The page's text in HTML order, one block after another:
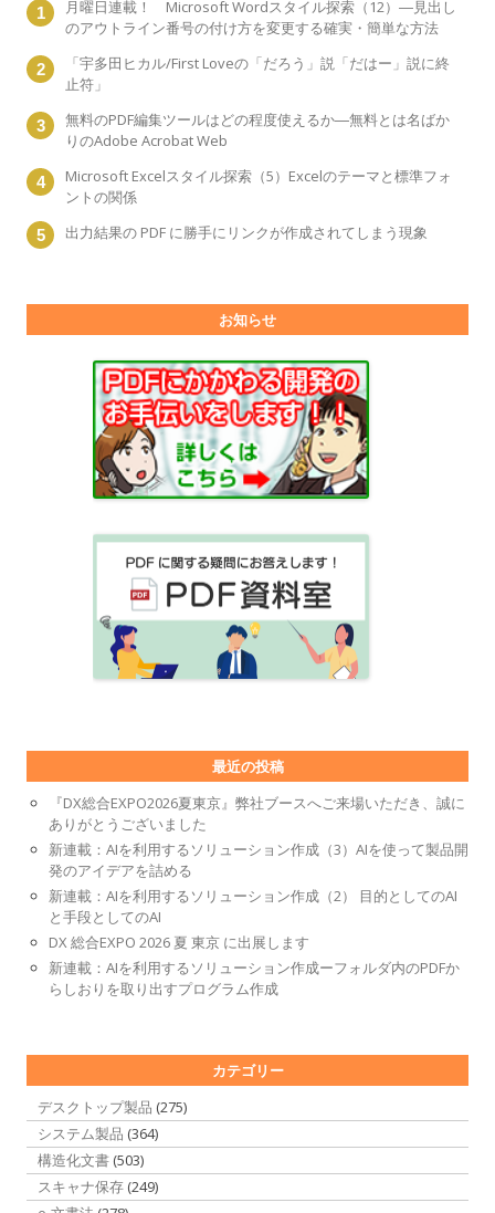
月曜日連載！ Microsoft Wordスタイル探索（12）―見出し
のアウトライン番号の付け方を変更する確実・簡単な方法
「宇多田ヒカル/First Loveの「だろう」説「だはー」説に終
止符」
無料のPDF編集ツールはどの程度使えるか―無料とは名ばか
りのAdobe Acrobat Web
Microsoft Excelスタイル探索（5）Excelのテーマと標準フォ
ントの関係
出力結果の PDF に勝手にリンクが作成されてしまう現象
お知らせ
最近の投稿
『DX総合EXPO2026夏東京』弊社ブースへご来場いただき、誠に
ありがとうございました
新連載：AIを利用するソリューション作成（3）AIを使って製品開
発のアイデアを詰める
新連載：AIを利用するソリューション作成（2） 目的としてのAI
と手段としてのAI
DX 総合EXPO 2026 夏 東京 に出展します
新連載：AIを利用するソリューション作成ーフォルダ内のPDFか
らしおりを取り出すプログラム作成
カテゴリー
デスクトップ製品 (275)
システム製品 (364)
構造化文書 (503)
スキャナ保存 (249)